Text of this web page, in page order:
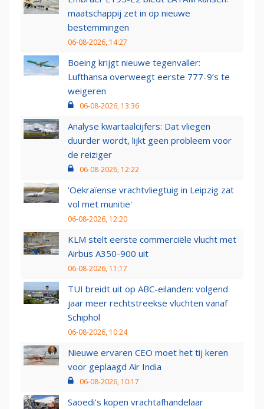
maatschappij zet in op nieuwe
bestemmingen
06-08-2026, 14:27
Boeing krijgt nieuwe tegenvaller:
Lufthansa overweegt eerste 777-9’s te
weigeren
06-08-2026, 13:36
Analyse kwartaalcijfers: Dat vliegen
duurder wordt, lijkt geen probleem voor
de reiziger
06-08-2026, 12:22
'Oekraïense vrachtvliegtuig in Leipzig zat
vol met munitie'
06-08-2026, 12:20
KLM stelt eerste commerciële vlucht met
Airbus A350-900 uit
06-08-2026, 11:17
TUI breidt uit op ABC-eilanden: volgend
jaar meer rechtstreekse vluchten vanaf
Schiphol
06-08-2026, 10:24
Nieuwe ervaren CEO moet het tij keren
voor geplaagd Air India
06-08-2026, 10:17
Saoedi’s kopen vrachtafhandelaar